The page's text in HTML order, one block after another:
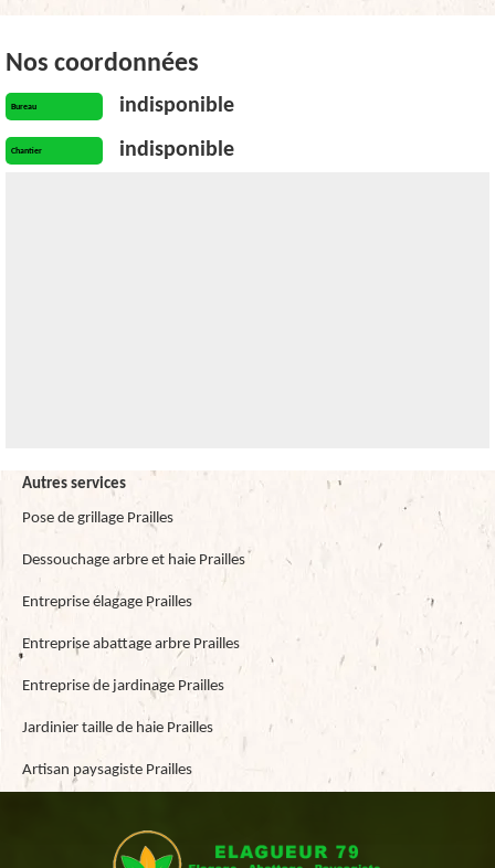
Nos coordonnées
Bureau indisponible
Chantier indisponible
Autres services
Pose de grillage Prailles
Dessouchage arbre et haie Prailles
Entreprise élagage Prailles
Entreprise abattage arbre Prailles
Entreprise de jardinage Prailles
Jardinier taille de haie Prailles
Artisan paysagiste Prailles